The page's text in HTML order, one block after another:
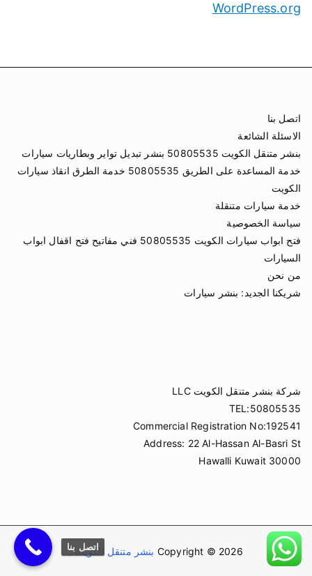
WordPress.org
اتصل بنا
الاسئلة الشائعة
بنشر متنقل الكويت 50805535 بنشر تبديل تواير وبطاريات سيارات
خدمة المساعدة على الطريق 50805535 خدمة الطرق انقاذ سيارات
الكويت
خدمة سيارات متنقلة
سياسة الخصوصية
فتح ابواب سيارات الكويت 50805535 فني مفاتيح فتح اقفال ابواب
السيارات
من نحن
شريكنا الجديد: بنشر سيارات
شركة بنشر متنقل الكويت LLC
TEL:50805535
Commercial Registration No:192541
Address: 22 Al-Hassan Al-Basri St
Hawalli Kuwait 30000
Copyright © 2026 بنشر متنقل الكويت.
اتصل بنا